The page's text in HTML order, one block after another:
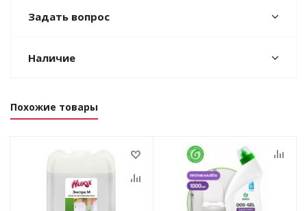
Задать вопрос
Наличие
Похожие товары